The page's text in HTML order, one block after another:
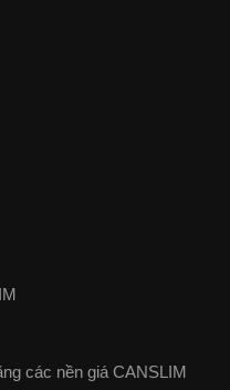
các nền giá CANSLIM